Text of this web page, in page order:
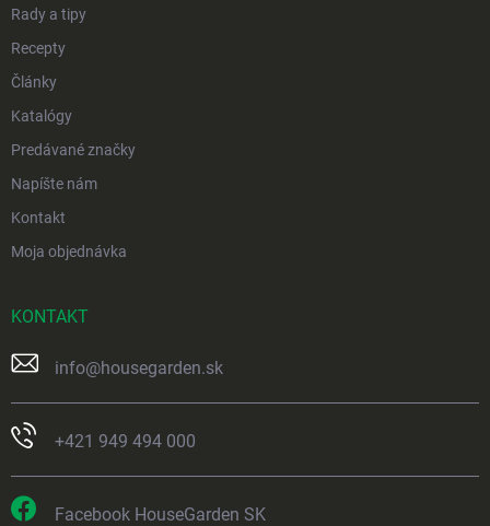
Rady a tipy
Recepty
Články
Katalógy
Predávané značky
Napíšte nám
Kontakt
Moja objednávka
KONTAKT
info@housegarden.sk
+421 949 494 000
Facebook HouseGarden SK